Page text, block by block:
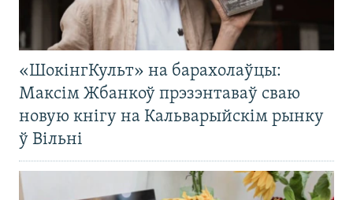
«ШокінгКульт» на барахолаўцы:
Максім Жбанкоў прэзэнтаваў сваю
новую кнігу на Кальварыйскім рынку
ў Вільні